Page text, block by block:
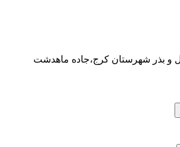
و بذر شهرستان کرج،جاده ماهدشت